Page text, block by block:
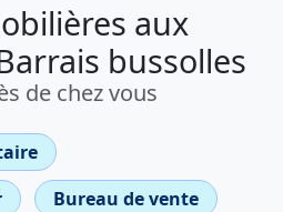
aux
bussolles
de chez vous
Bureau de vente